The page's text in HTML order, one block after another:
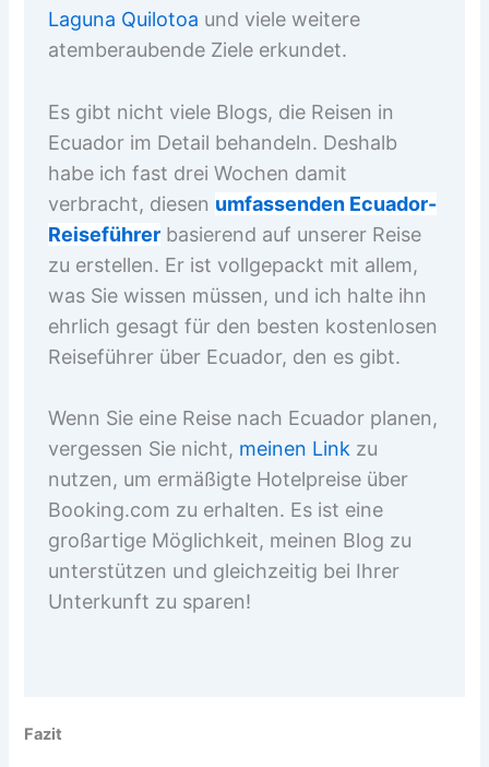
Laguna Quilotoa und viele weitere
atemberaubende Ziele erkundet.
Es gibt nicht viele Blogs, die Reisen in
Ecuador im Detail behandeln. Deshalb
habe ich fast drei Wochen damit
verbracht, diesen umfassenden Ecuador-
Reiseführer basierend auf unserer Reise
zu erstellen. Er ist vollgepackt mit allem,
was Sie wissen müssen, und ich halte ihn
ehrlich gesagt für den besten kostenlosen
Reiseführer über Ecuador, den es gibt.
Wenn Sie eine Reise nach Ecuador planen,
vergessen Sie nicht, meinen Link zu
nutzen, um ermäßigte Hotelpreise über
Booking.com zu erhalten. Es ist eine
großartige Möglichkeit, meinen Blog zu
unterstützen und gleichzeitig bei Ihrer
Unterkunft zu sparen!
Fazit